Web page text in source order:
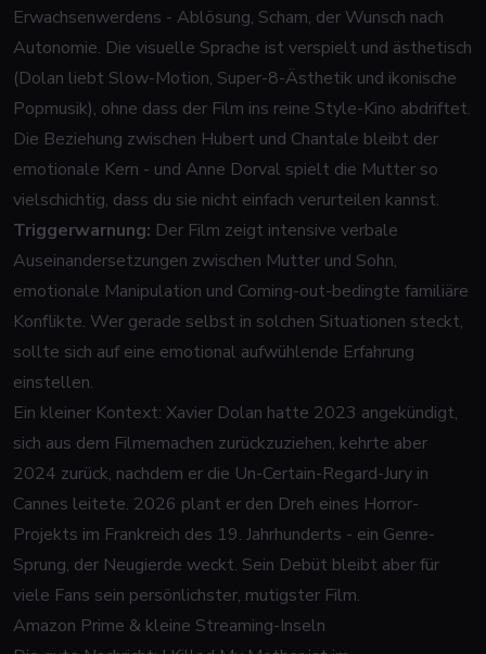
Erwachsenwerdens - Ablösung, Scham, der Wunsch nach
Autonomie. Die visuelle Sprache ist verspielt und ästhetisch
(Dolan liebt Slow-Motion, Super-8-Ästhetik und ikonische
Popmusik), ohne dass der Film ins reine Style-Kino abdriftet.
Die Beziehung zwischen Hubert und Chantale bleibt der
emotionale Kern - und Anne Dorval spielt die Mutter so
vielschichtig, dass du sie nicht einfach verurteilen kannst.
Triggerwarnung: Der Film zeigt intensive verbale
Auseinandersetzungen zwischen Mutter und Sohn,
emotionale Manipulation und Coming-out-bedingte familiäre
Konflikte. Wer gerade selbst in solchen Situationen steckt,
sollte sich auf eine emotional aufwühlende Erfahrung
einstellen.
Ein kleiner Kontext: Xavier Dolan hatte 2023 angekündigt,
sich aus dem Filmemachen zurückzuziehen, kehrte aber
2024 zurück, nachdem er die Un-Certain-Regard-Jury in
Cannes leitete. 2026 plant er den Dreh eines Horror-
Projekts im Frankreich des 19. Jahrhunderts - ein Genre-
Sprung, der Neugierde weckt. Sein Debüt bleibt aber für
viele Fans sein persönlichster, mutigster Film.
Amazon Prime & kleine Streaming-Inseln